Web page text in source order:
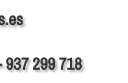
937 299 718